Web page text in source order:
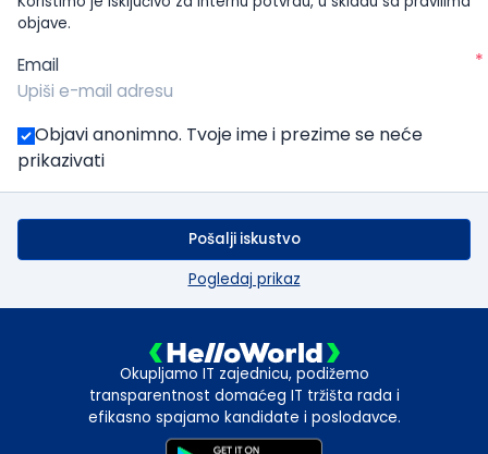
objave.
Email *
Objavi anonimno. Tvoje ime i prezime se neće
prikazivati
Pošalji iskustvo
Pogledaj prikaz
Okupljamo IT zajednicu, podižemo
transparentnost domaćeg IT tržišta rada i
efikasno spajamo kandidate i poslodavce.